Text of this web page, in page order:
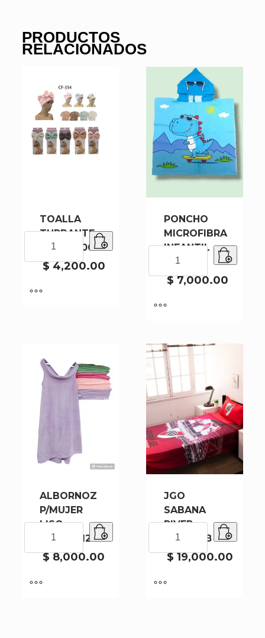
PRODUCTOS
RELACIONADOS
TOALLA
TURBANTE
CF354-200
$4,200.00
TURBANTE
CF354-
cantidad
PONCHO
MICROFIBRA
INFANTIL
PON02Z
$7,000.00
MICROFIBRA
INFANTIL
cantidad
ALBORNOZ
P/MUJER
LISO
TOP6X//120P
$8,000.00
P/MUJER
LISO
cantidad
JGO
SABANA
RIVER
PLATE 08
$19,000.00
SABANA
RIVER
08